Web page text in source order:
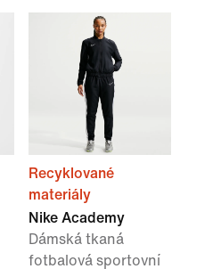
Recyklované
materiály
Nike Academy
Dámská tkaná
fotbalová sportovní